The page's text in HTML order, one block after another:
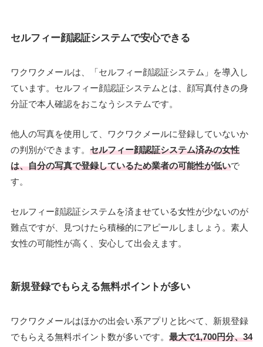
セルフィー顔認証システムで安心できる
ワクワクメールは、「セルフィー顔認証システム」を導入し
ています。セルフィー顔認証システムとは、顔写真付きの身
分証で本人確認をおこなうシステムです。
他人の写真を使用して、ワクワクメールに登録していないか
の判別ができます。 セルフィー顔認証システム済みの女性
は、自分の写真で登録しているため業者の可能性が低いで
す。
セルフィー顔認証システムを済ませている女性が少ないのが
難点ですが、見つけたら積極的にアピールしましょう。素人
女性の可能性が高く、安心して出会えます。
新規登録でもらえる無料ポイントが多い
ワクワクメールはほかの出会い系アプリと比べて、新規登録
でもらえる無料ポイント数が多いです。 最大で1,700円分、34